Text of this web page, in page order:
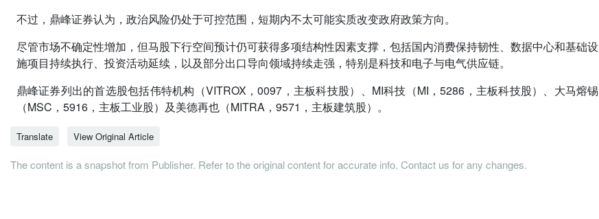
不过，鼎峰证券认为，政治风险仍处于可控范围，短期内不太可能实质改变政府政策方向。
尽管市场不确定性增加，但马股下行空间预计仍可获得多项结构性因素支撑，包括国内消费保持韧性、数据中心和基础设
施项目持续执行、投资活动延续，以及部分出口导向领域持续走强，特别是科技和电子与电气供应链。
鼎峰证券列出的首选股包括伟特机构（VITROX，0097，主板科技股）、MI科技（MI，5286，主板科技股）、大马熔锡
（MSC，5916，主板工业股）及美德再也（MITRA，9571，主板建筑股）。
Translate View Original Article
The content is a snapshot from Publisher. Refer to the original content for accurate info. Contact us for any changes.